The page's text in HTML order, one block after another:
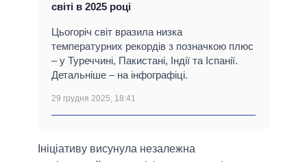
світі в 2025 році
Цьогоріч світ вразила низка
температурних рекордів з позначкою плюс
– у Туреччині, Пакистані, Індії та Іспанії.
Детальніше – на інфографіці.
29 грудня 2025, 18:41
Ініціативу висунула незалежна